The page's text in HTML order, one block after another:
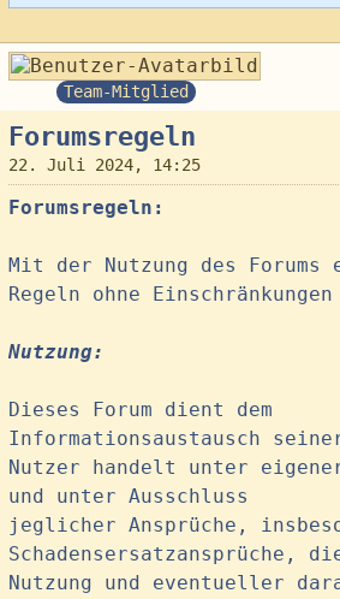
Barbara
Team-Mitglied
Forumsregeln
22. Juli 2024, 14:25
Forumsregeln:
Mit der Nutzung des
Regeln ohne
Nutzung:
Dieses Forum dient dem
Informationsaustausch
Nutzer handelt unter
und unter Ausschluss
jeglicher Ansprüche,
Schadensersatzansprüche,
Nutzung und eventueller